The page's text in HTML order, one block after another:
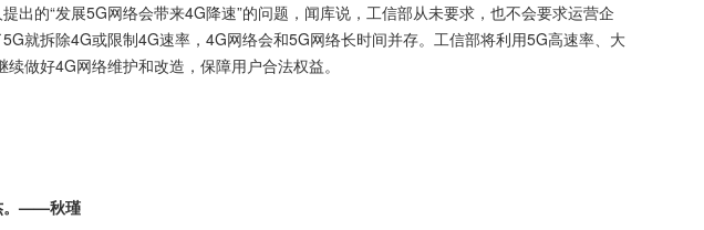
出的“发展5G网络会带来4G降速”的问题，闻库说，工信部从未要求，也不会要求运营企
就拆除4G或限制4G速率，4G网络会和5G网络长时间并存。工信部将利用5G高速率、大
做好4G网络维护和改造，保障用户合法权益。
。——秋瑾